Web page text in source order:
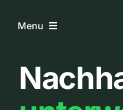
InhaltMenu
Home